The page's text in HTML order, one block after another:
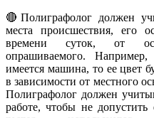
🔴Полиграфолог должен
места происшествия, его
времени суток, от
опрашиваемого.
имеется машина, то ее цвет
в зависимости от местного
Полиграфолог должен
работе, чтобы не